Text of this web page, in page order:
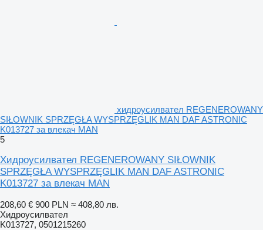
хидроусилвател REGENEROWANY
SIŁOWNIK SPRZĘGŁA WYSPRZĘGLIK MAN DAF ASTRONIC
K013727 за влекач MAN
5
Хидроусилвател REGENEROWANY SIŁOWNIK
SPRZĘGŁA WYSPRZĘGLIK MAN DAF ASTRONIC
K013727 за влекач MAN
208,60 € 900 PLN ≈ 408,80 лв.
Хидроусилвател
K013727, 0501215260